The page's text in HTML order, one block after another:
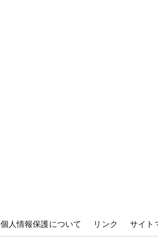
個人情報保護について リンク サイト